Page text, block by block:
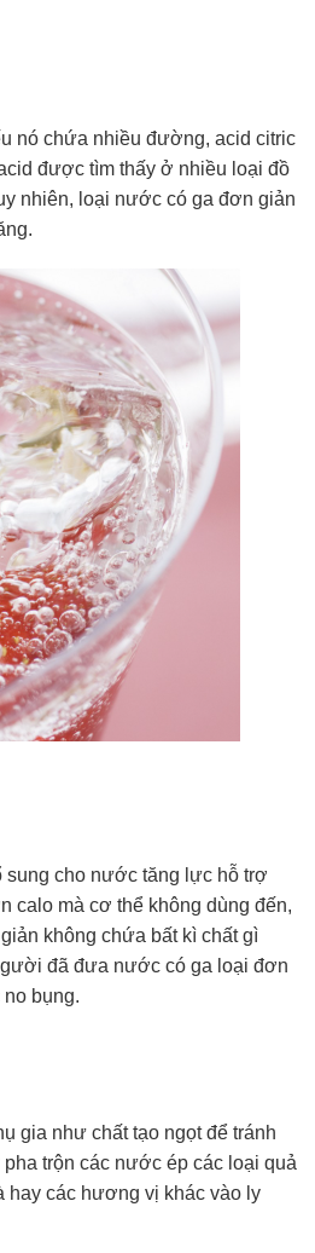
nó chứa nhiều đường, acid citric
được tìm thấy ở nhiều loại đồ
nhiên, loại nước có ga đơn giản
sung cho nước tăng lực hỗ trợ
calo mà cơ thể không dùng đến,
không chứa bất kì chất gì
đã đưa nước có ga loại đơn
bụng.
gia như chất tạo ngọt để tránh
trộn các nước ép các loại quả
hay các hương vị khác vào ly